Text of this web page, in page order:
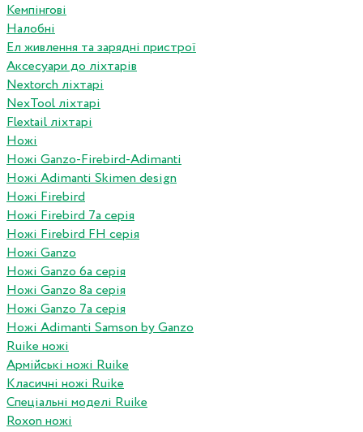
Кемпінгові
Налобні
Ел живлення та зарядні пристрої
Аксесуари до ліхтарів
Nextorch ліхтарі
NexTool ліхтарі
Flextail ліхтарі
Ножі
Ножі Ganzo-Firebird-Adimanti
Ножі Adimanti Skimen design
Ножі Firebird
Ножі Firebird 7а серія
Ножі Firebird FH серія
Ножі Ganzo
Ножі Ganzo 6а серія
Ножі Ganzo 8а серія
Ножі Ganzo 7а серія
Ножі Adimanti Samson by Ganzo
Ruike ножі
Армійські ножі Ruike
Класичні ножі Ruike
Спеціальні моделі Ruike
Roxon ножi